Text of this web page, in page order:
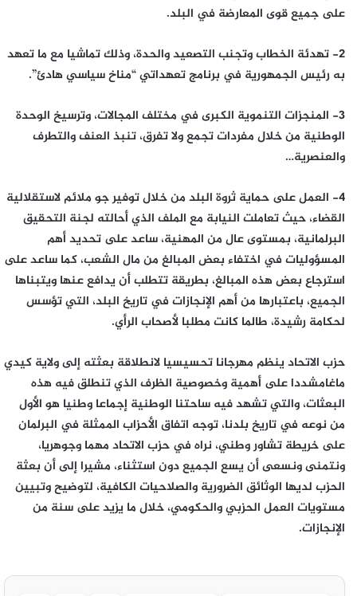
على جميع قوى المعارضة في البلد.
2- تهدئة الخطاب وتجنب التصعيد والحدة، وذلك تماشيا مع ما تعهد
به رئيس الجمهورية في برنامج تعهداتي “مناخ سياسي هادئ”.
3- المنجزات التنموية الكبرى في مختلف المجالات، وترسيخ الوحدة
الوطنية من خلال مفردات تجمع ولا تفرق، تنبذ العنف والتطرف
والعنصرية…
4- العمل على حماية ثروة البلد من خلال توفير جو ملائم لاستقلالية
القضاء، حيث تعاملت النيابة مع الملف الذي أحالته لجنة التحقيق
البرلمانية، بمستوى عال من المهنية، ساعد على تحديد أهم
المسؤوليات في اختفاء بعض المبالغ من مال الشعب، كما ساعد على
استرجاع بعض هذه المبالغ، بطريقة تتطلب أن يدافع عنها ويتبناها
الجميع، باعتبارها من أهم الإنجازات في تاريخ البلد، التي تؤسس
لحكامة رشيدة، طالما كانت مطلبا لأصحاب الرأي.
حزب الاتحاد ينظم مهرجانا تحسيسيا لانطلاقة بعثته إلى ولاية كيدي
ماغامشددا على أهمية وخصوصية الظرف الذي تنطلق فيه هذه
البعثات، والتي تشهد فيه ساحتنا الوطنية إجماعا وطنيا هو الأول
من نوعه في تاريخ بلدنا، توجه اتفاق الأحزاب الممثلة في البرلمان
على خريطة تشاور وطني، نراه في حزب الاتحاد مهما وجوهريا،
ونتمنى ونسعى أن يسع الجميع دون استثناء، مشيرا إلى أن بعثة
الحزب لديها الوثائق الضرورية والصلاحيات الكافية، لتوضيح وتبيين
مستويات العمل الحزبي والحكومي، خلال ما يزيد على سنة من
الإنجازات.